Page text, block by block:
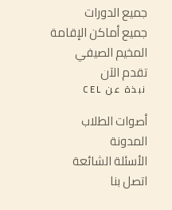
جميع الدورات
جميع أماكن الإقامة
المخيم الصيفي
تقدم الآن
نبذة عن CEL
أصوات الطلاب
المدونة
الأسئلة الشائعة
اتصل بنا